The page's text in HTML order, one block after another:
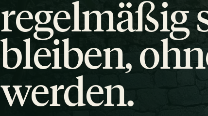
regelmäßig
bleiben,
werden.